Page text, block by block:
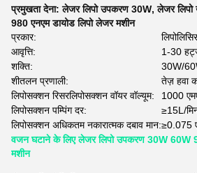
प्रमुखता देना:लेजर लिपो उपकरण 30W,लेजर
980 एनएम डायोड लिपो लेजर मशीन
प्रकार:
आवृत्ति:
1-30
शक्ति:
30W/
शीतलन प्रणाली:
तेज़ हवा
लिपोसक्शन रिसरलिपोसक्शन वॉयर वॉल्यूम:
1000
लिपोसक्शन पम्पिंग दर:
≥15L/
लिपोसक्शन अधिकतम नकारात्मक दबाव मान:≥0.075
वजन घटाने के लिए लेजर लिपो उपकरण 30W 60W
मशीन